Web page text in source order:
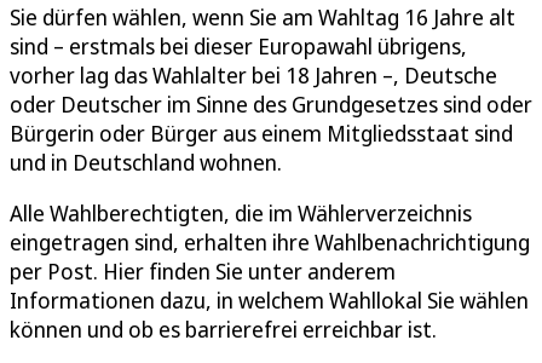
Sie dürfen wählen, wenn Sie am Wahltag 16 Jahre alt
sind – erstmals bei dieser Europawahl übrigens,
vorher lag das Wahlalter bei 18 Jahren –, Deutsche
oder Deutscher im Sinne des Grundgesetzes sind oder
Bürgerin oder Bürger aus einem Mitgliedsstaat sind
und in Deutschland wohnen.
Alle Wahlberechtigten, die im Wählerverzeichnis
eingetragen sind, erhalten ihre Wahlbenachrichtigung
per Post. Hier finden Sie unter anderem
Informationen dazu, in welchem Wahllokal Sie wählen
können und ob es barrierefrei erreichbar ist.